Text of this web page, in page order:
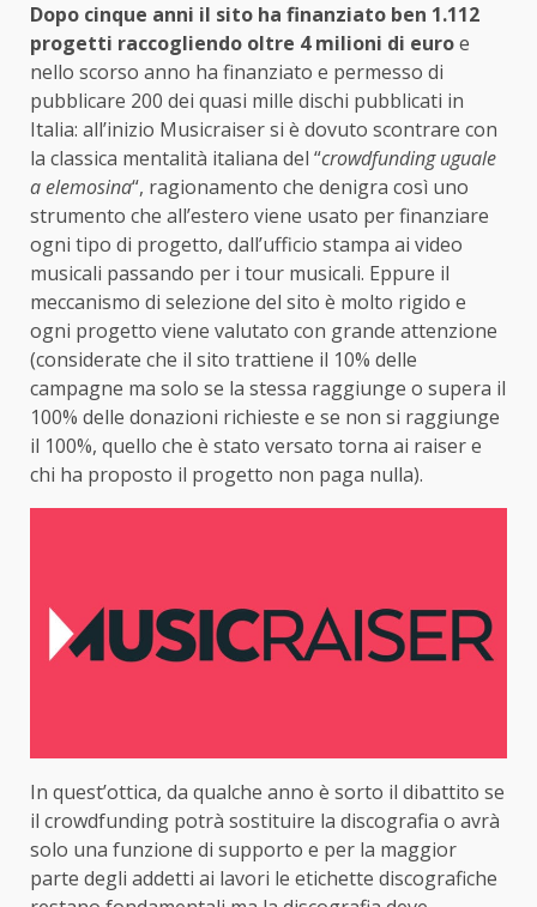
Dopo cinque anni il sito ha finanziato ben 1.112
progetti raccogliendo oltre 4 milioni di euroe
nello scorso anno ha finanziato e permesso di
pubblicare 200 dei quasi mille dischi pubblicati in
Italia: all’inizio Musicraiser si è dovuto scontrare con
la classica mentalità italiana del “crowdfunding uguale
a elemosina“, ragionamento che denigra così uno
strumento che all’estero viene usato per finanziare
ogni tipo di progetto, dall’ufficio stampa ai video
musicali passando per i tour musicali. Eppure il
meccanismo di selezione del sito è molto rigido e
ogni progetto viene valutato con grande attenzione
(considerate che il sito trattiene il 10% delle
campagne ma solo se la stessa raggiunge o supera il
100% delle donazioni richieste e se non si raggiunge
il 100%, quello che è stato versato torna ai raiser e
chi ha proposto il progetto non paga nulla).
In quest’ottica, da qualche anno è sorto il dibattito se
il crowdfunding potrà sostituire la discografia o avrà
solo una funzione di supporto e per la maggior
parte degli addetti ai lavori le etichette discografiche